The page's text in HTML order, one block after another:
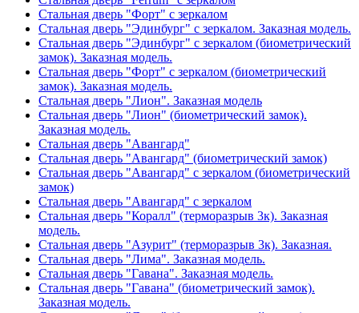
Стальная дверь "Форт" с зеркалом
Стальная дверь "Эдинбург" с зеркалом. Заказная модель.
Стальная дверь "Эдинбург" с зеркалом (биометрический
замок). Заказная модель.
Стальная дверь "Форт" с зеркалом (биометрический
замок). Заказная модель.
Стальная дверь "Лион". Заказная модель
Стальная дверь "Лион" (биометрический замок).
Заказная модель.
Стальная дверь "Авангард"
Стальная дверь "Авангард" (биометрический замок)
Стальная дверь "Авангард" с зеркалом (биометрический
замок)
Стальная дверь "Авангард" с зеркалом
Стальная дверь "Коралл" (терморазрыв 3к). Заказная
модель.
Стальная дверь "Азурит" (терморазрыв 3к). Заказная.
Стальная дверь "Лима". Заказная модель.
Стальная дверь "Гавана". Заказная модель.
Стальная дверь "Гавана" (биометрический замок).
Заказная модель.